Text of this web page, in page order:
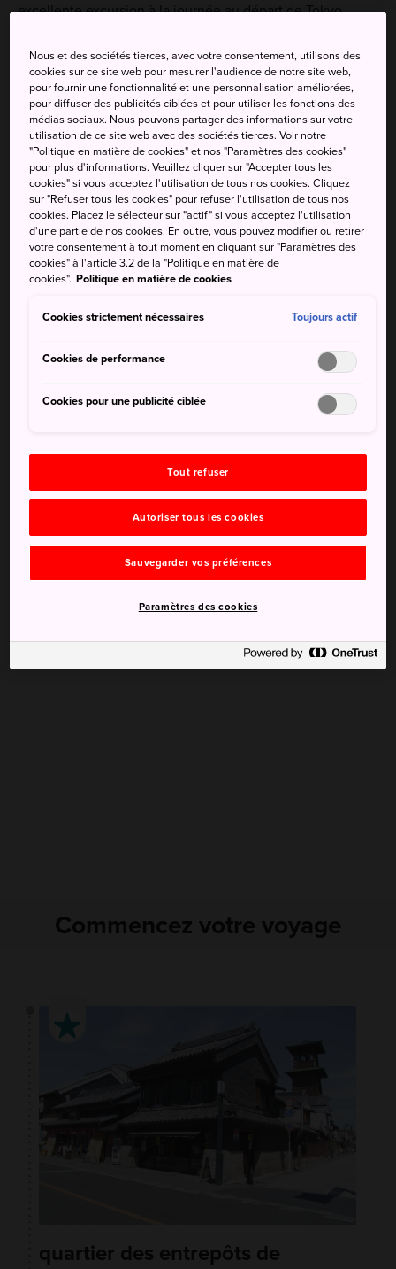
excellente excursion à la journée au départ de Tokyo.
Points forts
Déguster les confiseries de la rue Kashiya
Yokocho
Visiter le temple Kawagoe Daishi Kitain qui
abrite les vestiges du château d'Edo
Admirer les chars de couleurs vives lors du
festival de Kawagoe en octobre
Commencez votre voyage
quartier des entrepôts de
Nous et des sociétés tierces, avec votre consentement, utilisons des
cookies sur ce site web pour mesurer l'audience de notre site web,
pour fournir une fonctionnalité et une personnalisation améliorées,
pour diffuser des publicités ciblées et pour utiliser les fonctions des
médias sociaux. Nous pouvons partager des informations sur votre
utilisation de ce site web avec des sociétés tierces. Voir notre
"Politique en matière de cookies" et nos "Paramètres des cookies"
pour plus d'informations. Veuillez cliquer sur "Accepter tous les
cookies" si vous acceptez l'utilisation de tous nos cookies. Cliquez
sur "Refuser tous les cookies" pour refuser l'utilisation de tous nos
cookies. Placez le sélecteur sur "actif" si vous acceptez l'utilisation
d'une partie de nos cookies. En outre, vous pouvez modifier ou retirer
votre consentement à tout moment en cliquant sur "Paramètres des
cookies" à l'article 3.2 de la "Politique en matière de
cookies". Politique en matière de cookies
Cookies strictement nécessaires Toujours actif
Cookies de performance
Cookies pour une publicité ciblée
Tout refuser
Autoriser tous les cookies
Sauvegarder vos préférences
Paramètres des cookies